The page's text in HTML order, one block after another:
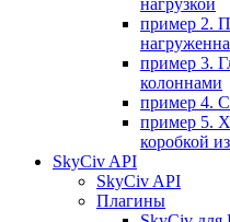
нагрузкой
пример 2.
пример 3.
колоннами
пример 4.
пример 5.
коробкой
SkyCiv API
SkyCiv API
Плагины